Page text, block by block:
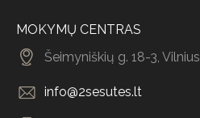
MOKYMŲ CENTRAS
Šeimyniškių g. 18-3, Vilnius
info@2sesutes.lt